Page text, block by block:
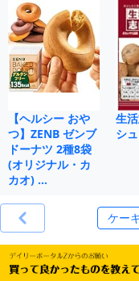
【ヘルシー おや
つ】ZENB ゼンブ
ドーナツ 2種8袋
(オリジナル・カ
カオ) …
生
シ